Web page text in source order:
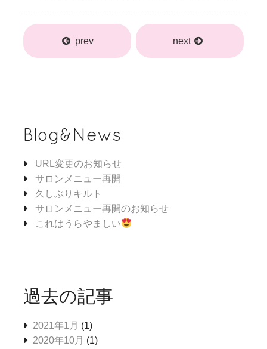
prev next
Blog&News
URL変更のお知らせ
サロンメニュー再開
久しぶりキルト
サロンメニュー再開のお知らせ
これはうらやましい
過去の記事
2021年1月 (1)
2020年10月 (1)